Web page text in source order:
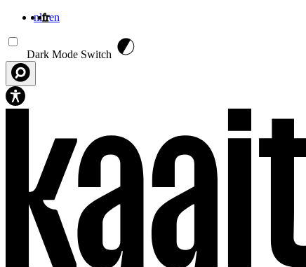
nlfren
Dark Mode Switch